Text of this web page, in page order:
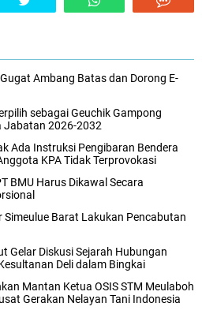
Ambang Batas dan Dorong E-
sebagai Geuchik Gampong
Jabatan 2026-2032
Ada Instruksi Pengibaran Bendera
KPA Tidak Terprovokasi
BMU Harus Dikawal Secara
Simeulue Barat Lakukan Pencabutan
Gelar Diskusi Sejarah Hubungan
Deli dalam Bingkai
Mantan Ketua OSIS STM Meulaboh
Gerakan Nelayan Tani Indonesia